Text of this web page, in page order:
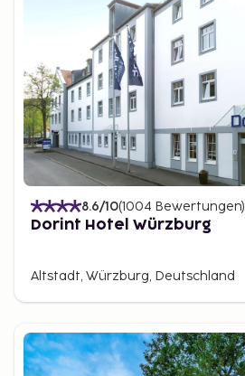
8.6/10(1004 Bewertungen)
Dorint Hotel Würzburg
Altstadt, Würzburg, Deutschland